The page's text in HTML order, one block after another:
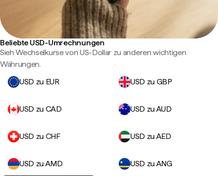
Beliebte USD-Umrechnungen
Sieh Wechselkurse von US-Dollar zu anderen wichtigen
Währungen.
USD zu EUR
USD zu GBP
USD zu CAD USD zu AUD
USD zu CHF USD zu AED
USD zu AMD
USD zu ANG